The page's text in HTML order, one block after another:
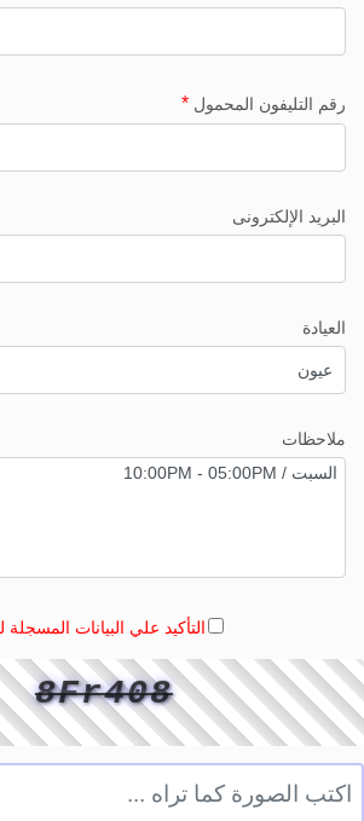
رقم التليفون المحمول*
البريد الإلكترونى
العيادة
ملاحظات
التأكيد علي البيانات المسجلة
8Fr408